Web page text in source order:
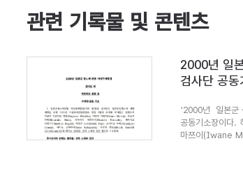
관련 기록물 및 콘텐츠
2000년 일
검사단 공동
'2000년 일본군
공동기소장이다
마쯔이(Iwane